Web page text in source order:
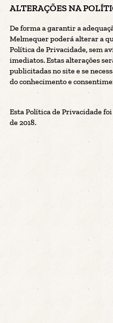
ALTERAÇÕES NA
De forma a garantir a
Melmequer poderá alterar a
Política de Privacidade, sem
imediatos. Estas alterações
publicitadas no site e se
do conhecimento e
Esta Política de Privacidade
de 2018.